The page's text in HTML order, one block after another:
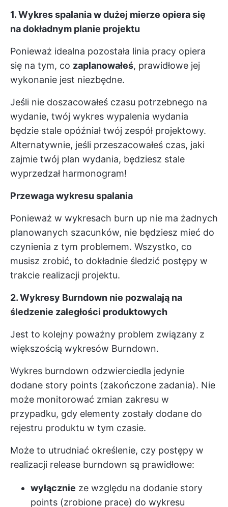
1. Wykres spalania w dużej mierze opiera się
na dokładnym planie projektu
Ponieważ idealna pozostała linia pracy opiera
się na tym, co zaplanowałeś, prawidłowe jej
wykonanie jest niezbędne.
Jeśli nie doszacowałeś czasu potrzebnego na
wydanie, twój wykres wypalenia wydania
będzie stale opóźniał twój zespół projektowy.
Alternatywnie, jeśli przeszacowałeś czas, jaki
zajmie twój plan wydania, będziesz stale
wyprzedzał harmonogram!
Przewaga wykresu spalania
Ponieważ w wykresach burn up nie ma żadnych
planowanych szacunków, nie będziesz mieć do
czynienia z tym problemem. Wszystko, co
musisz zrobić, to dokładnie śledzić postępy w
trakcie realizacji projektu.
2. Wykresy Burndown nie pozwalają na
śledzenie zaległości produktowych
Jest to kolejny poważny problem związany z
większością wykresów Burndown.
Wykres burndown odzwierciedla jedynie
dodane story points (zakończone zadania). Nie
może monitorować zmian zakresu w
przypadku, gdy elementy zostały dodane do
rejestru produktu w tym czasie.
Może to utrudniać określenie, czy postępy w
realizacji release burndown są prawidłowe:
wyłącznie ze względu na dodanie story
points (zrobione prace) do wykresu